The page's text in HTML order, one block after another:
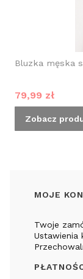
Bluzka męska
Cena
79,99 zł
Zobacz
Linki w
MOJE
Twoje
Ustawienia